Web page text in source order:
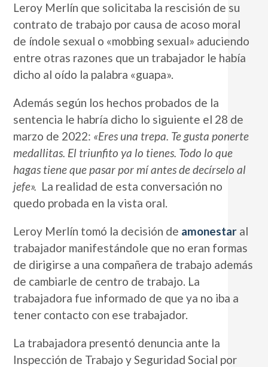
Leroy Merlín que solicitaba la rescisión de su
contrato de trabajo por causa de acoso moral
de índole sexual o «mobbing sexual» aduciendo
entre otras razones que un trabajador le había
dicho al oído la palabra «guapa».
Además según los hechos probados de la
sentencia le habría dicho lo siguiente el 28 de
marzo de 2022: «Eres una trepa. Te gusta ponerte
medallitas. El triunfito ya lo tienes. Todo lo que
hagas tiene que pasar por mí antes de decírselo al
jefe». La realidad de esta conversación no
quedo probada en la vista oral.
Leroy Merlín tomó la decisión de amonestar al
trabajador manifestándole que no eran formas
de dirigirse a una compañera de trabajo además
de cambiarle de centro de trabajo. La
trabajadora fue informado de que ya no iba a
tener contacto con ese trabajador.
La trabajadora presentó denuncia ante la
Inspección de Trabajo y Seguridad Social por